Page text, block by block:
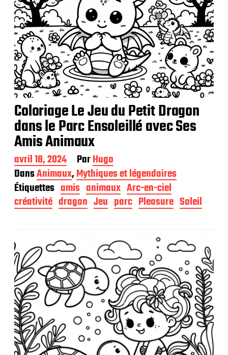
Coloriage Le Jeu du Petit Dragon
dans le Parc Ensoleillé avec Ses
Amis Animaux
D
a
t
e
d
e
u
b
l
i
c
a
t
i
o
n
avril 18, 2024 ParHugo
DansAnimaux,Mythiques et légendaires
Étiquettes amis animaux Arc-en-ciel
créativité dragon Jeu parc Pleasure Soleil